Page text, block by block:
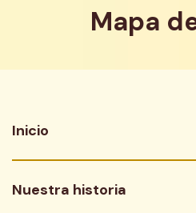
Mapa
Inicio
Nuestra historia